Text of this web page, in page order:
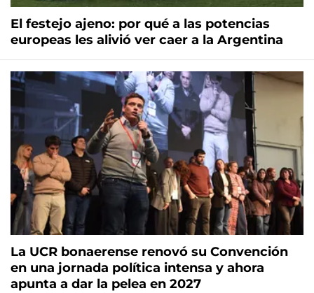
El festejo ajeno: por qué a las potencias
europeas les alivió ver caer a la Argentina
La UCR bonaerense renovó su Convención
en una jornada política intensa y ahora
apunta a dar la pelea en 2027